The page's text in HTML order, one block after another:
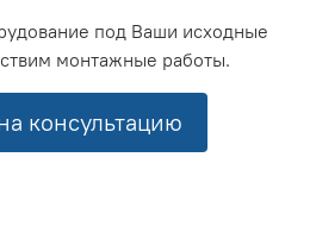
под Ваши исходные
монтажные работы.
консультацию